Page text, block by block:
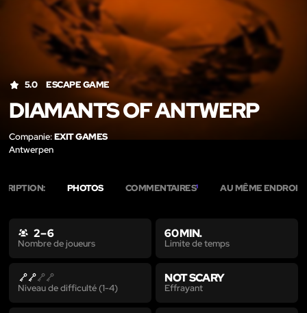
5.0 ESCAPE GAME
DIAMANTS OF ANTWERP
Companie:EXIT GAMES
Antwerpen
PHOTOS COMMENTAIRES1 AU MÊME ENDROIT
2 – 6
Nombre de joueurs
60 MIN.
Limite de temps
Niveau de difficulté (1-4)
NOT SCARY
Effrayant